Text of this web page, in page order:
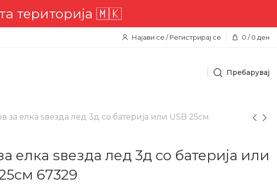
🇲🇰
Најави се / Регистрирај се 0 / 0 ден
Пребарувај
за елка ѕвезда лед 3д со батерија или USB 25см
елка ѕвезда лед 3д со батерија или
67329